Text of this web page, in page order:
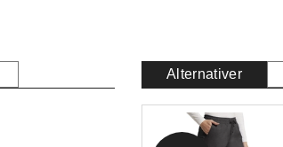
Alternativer